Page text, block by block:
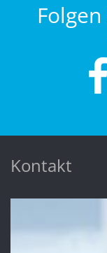
Folgen
Kontakt